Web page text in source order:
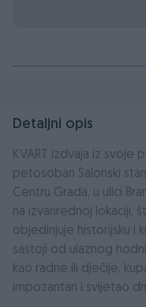
Detaljni opis
KVART izdvaja iz svoje
petosoban Salonski
Centru Grada, u ulici
na izvanrednoj lokaciji,
objedinjuje historijsku i
sastoji od ulaznog
kao radne ili dječije,
impozantan i svijetao